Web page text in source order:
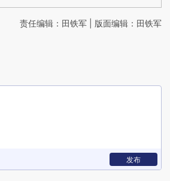
责任编辑：田铁军 | 版面编辑：田铁军
发布